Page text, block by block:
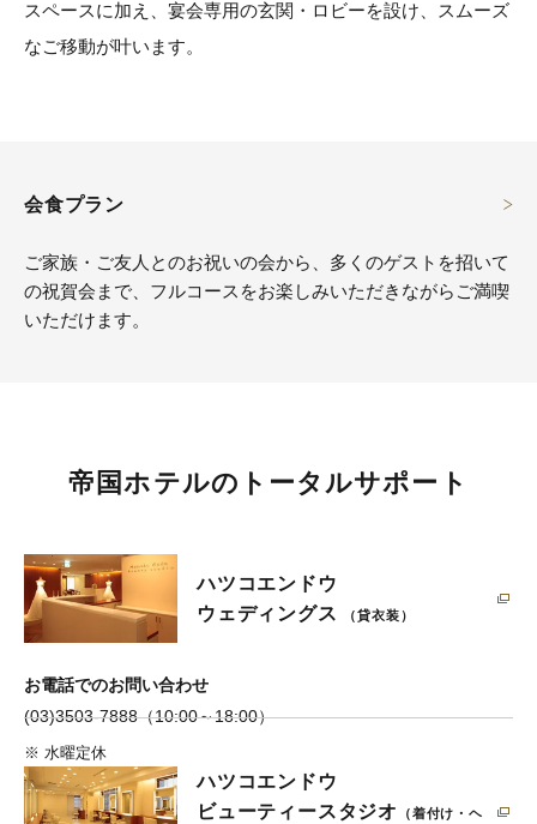
スペースに加え、宴会専用の玄関・ロビーを設け、スムーズ
なご移動が叶います。
会食プラン
ご家族・ご友人とのお祝いの会から、多くのゲストを招いて
の祝賀会まで、フルコースをお楽しみいただきながらご満喫
いただけます。
帝国ホテルのトータルサポート
ハツコエンドウ
ウェディングス
（貸衣装）
お電話でのお問い合わせ
(03)3503-7888（10:00～18:00）
※ 水曜定休
ハツコエンドウ
ビューティースタジオ
（着付け・ヘ